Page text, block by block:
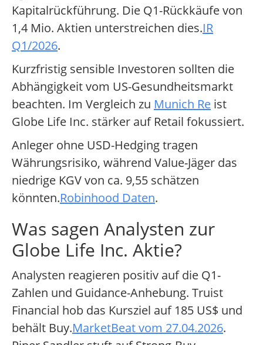
Kapitalrückführung. Die Q1-Rückkäufe von
1,4 Mio. Aktien unterstreichen dies.IR
Q1/2026.
Kurzfristig sensible Investoren sollten die
Abhängigkeit vom US-Gesundheitsmarkt
beachten. Im Vergleich zu Munich Re ist
Globe Life Inc. stärker auf Retail fokussiert.
Anleger ohne USD-Hedging tragen
Währungsrisiko, während Value-Jäger das
niedrige KGV von ca. 9,55 schätzen
könnten.Robinhood Daten.
Was sagen Analysten zur
Globe Life Inc. Aktie?
Analysten reagieren positiv auf die Q1-
Zahlen und Guidance-Anhebung. Truist
Financial hob das Kursziel auf 185 US$ und
behält Buy.MarketBeat vom 27.04.2026.